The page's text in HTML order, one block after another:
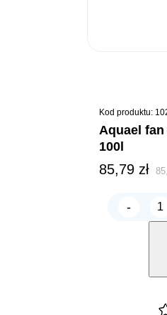
Kod produktu:
aquael fan 1 plus 60-
100l
85,79 zł
-